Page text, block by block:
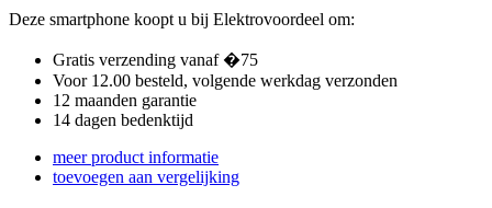
Deze smartphone koopt u bij Elektrovoordeel om:
Gratis verzending vanaf �75
Voor 12.00 besteld, volgende werkdag verzonden
12 maanden garantie
14 dagen bedenktijd
meer product informatie
toevoegen aan vergelijking